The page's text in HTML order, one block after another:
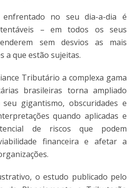
no seu dia-a-dia é
– em todos os seus
sem desvios as mais
a que estão sujeitas.
Tributário a complexa gama
brasileiras torna ampliado
gigantismo, obscuridades e
quando aplicadas e
de riscos que podem
financeira e afetar a
o estudo publicado pelo